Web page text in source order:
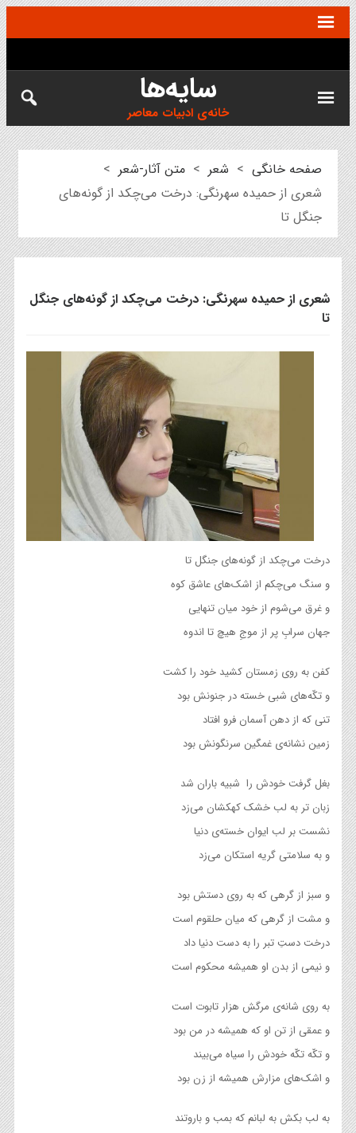
سایه‌ها
خانه‌ی ادبیات معاصر
صفحه خانگی > شعر > متن آثار-شعر >
شعری از حمیده سهرنگی: درخت می‌چکد از گونه‌های
جنگل تا
شعری از حمیده سهرنگی: درخت می‌چکد از گونه‌های جنگل
تا
درخت می‌چکد از گونه‌های جنگل تا
و سنگ می‌چکم از اشک‌های عاشق کوه
و غرق می‌شوم از خود میان تنهایی
جهان سرابِ پر از موجِ هیچ تا اندوه
کفن به روی زمستان کشید خود را کشت
و تکّه‌های شبی خسته در جنونش بود
تنی که از دهن آسمان فرو افتاد
زمین نشانه‌ی غمگین سرنگونش بود
بغل گرفت خودش را شبیه باران شد
زبان تر به لب خشک کهکشان می‌زد
نشست بر لب ایوان خسته‌ی دنیا
و به سلامتی گریه استکان می‌زد
و سبز از گرهی که به روی دستش بود
و مشت از گرهی که میان حلقوم است
درخت دستِ تبر را به دست دنیا داد
و نیمی از بدن او همیشه محکوم است
به روی شانه‌ی مرگش هزار تابوت است
و عمقی از تن او که همیشه در من بود
و تکّه تکّه خودش را سیاه می‌بیند
و اشک‌های مزارش همیشه از زن بود
به لب بکش به لبانم که بمب و باروتند